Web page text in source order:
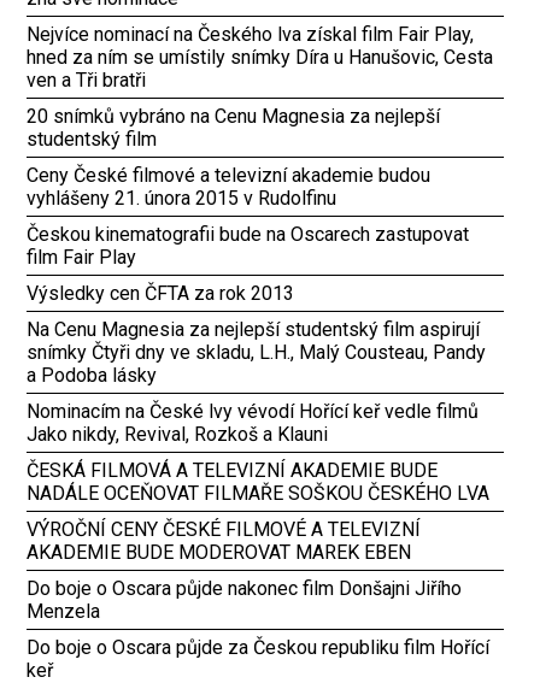
Nejvíce nominací na Českého lva získal film Fair Play,
hned za ním se umístily snímky Díra u Hanušovic, Cesta
ven a Tři bratři
20 snímků vybráno na Cenu Magnesia za nejlepší
studentský film
Ceny České filmové a televizní akademie budou
vyhlášeny 21. února 2015 v Rudolfinu
Českou kinematografii bude na Oscarech zastupovat
film Fair Play
Výsledky cen ČFTA za rok 2013
Na Cenu Magnesia za nejlepší studentský film aspirují
snímky Čtyři dny ve skladu, L.H., Malý Cousteau, Pandy
a Podoba lásky
Nominacím na České lvy vévodí Hořící keř vedle filmů
Jako nikdy, Revival, Rozkoš a Klauni
ČESKÁ FILMOVÁ A TELEVIZNÍ AKADEMIE BUDE
NADÁLE OCEŇOVAT FILMAŘE SOŠKOU ČESKÉHO LVA
VÝROČNÍ CENY ČESKÉ FILMOVÉ A TELEVIZNÍ
AKADEMIE BUDE MODEROVAT MAREK EBEN
Do boje o Oscara půjde nakonec film Donšajni Jiřího
Menzela
Do boje o Oscara půjde za Českou republiku film Hořící
keř